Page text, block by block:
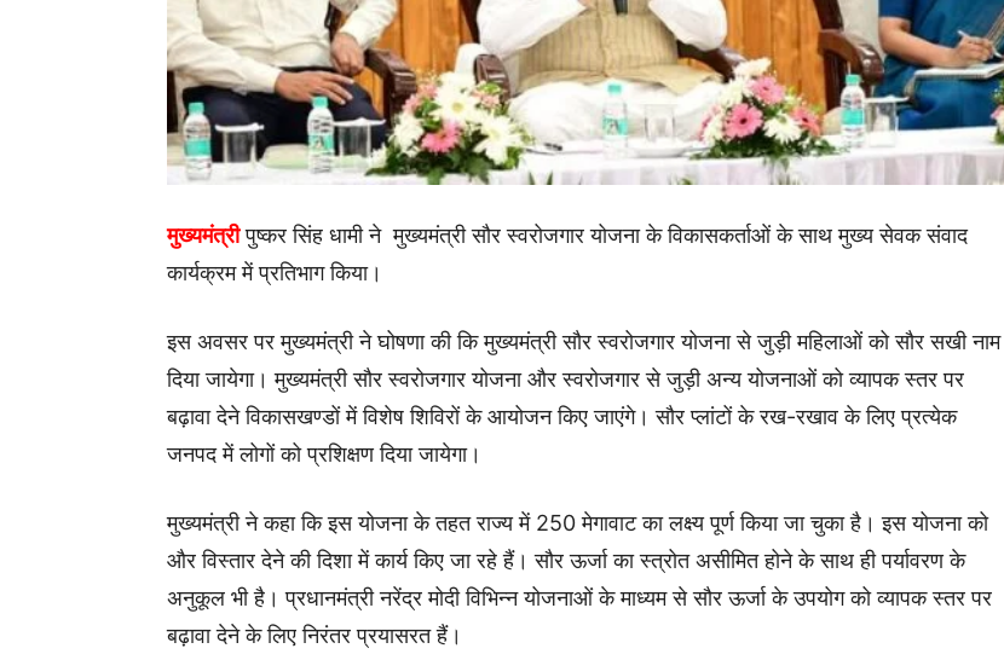
मुख्यमंत्री पुष्कर सिंह धामी ने मुख्यमंत्री सौर स्वरोजगार योजना के विकासकर्ताओं के साथ मुख्य सेवक संवाद
कार्यक्रम में प्रतिभाग किया।
इस अवसर पर मुख्यमंत्री ने घोषणा की कि मुख्यमंत्री सौर स्वरोजगार योजना से जुड़ी महिलाओं को सौर सखी नाम
दिया जायेगा। मुख्यमंत्री सौर स्वरोजगार योजना और स्वरोजगार से जुड़ी अन्य योजनाओं को व्यापक स्तर पर
बढ़ावा देने विकासखण्डों में विशेष शिविरों के आयोजन किए जाएंगे। सौर प्लांटों के रख-रखाव के लिए प्रत्येक
जनपद में लोगों को प्रशिक्षण दिया जायेगा।
मुख्यमंत्री ने कहा कि इस योजना के तहत राज्य में 250 मेगावाट का लक्ष्य पूर्ण किया जा चुका है। इस योजना को
और विस्तार देने की दिशा में कार्य किए जा रहे हैं। सौर ऊर्जा का स्त्रोत असीमित होने के साथ ही पर्यावरण के
अनुकूल भी है। प्रधानमंत्री नरेंद्र मोदी विभिन्न योजनाओं के माध्यम से सौर ऊर्जा के उपयोग को व्यापक स्तर पर
बढ़ावा देने के लिए निरंतर प्रयासरत हैं।